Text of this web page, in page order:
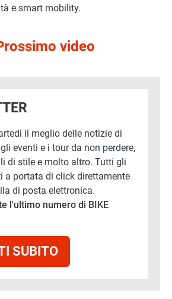
e smart mobility.
video
il meglio delle notizie di
eventi e i tour da non perdere,
di stile e molto altro. Tutti gli
a portata di click direttamente
di posta elettronica.
l'ultimo numero di BIKE
SUBITO